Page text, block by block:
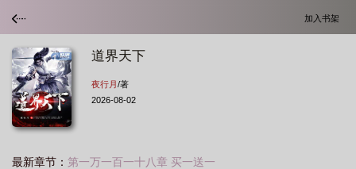
加入书架
道界天下
夜行月/著
2026-08-02
最新章节： 第一万一百一十八章 买一送一